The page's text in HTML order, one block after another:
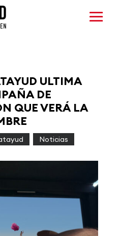
ULTIMA
DE
QUE VERÁ LA
Noticias